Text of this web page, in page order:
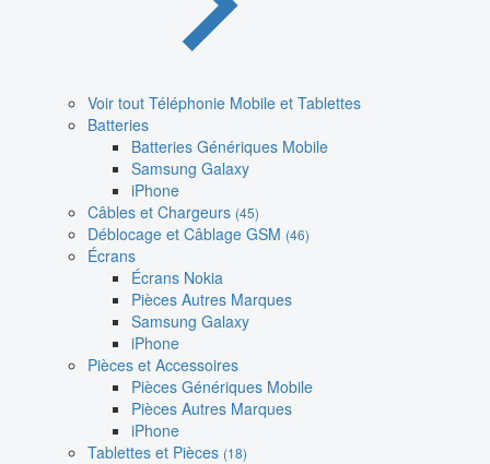
Voir tout Téléphonie Mobile et Tablettes
Batteries
Batteries Génériques Mobile
Samsung Galaxy
iPhone
Câbles et Chargeurs (45)
Déblocage et Câblage GSM (46)
Écrans
Écrans Nokia
Pièces Autres Marques
Samsung Galaxy
iPhone
Pièces et Accessoires
Pièces Génériques Mobile
Pièces Autres Marques
iPhone
Tablettes et Pièces (18)